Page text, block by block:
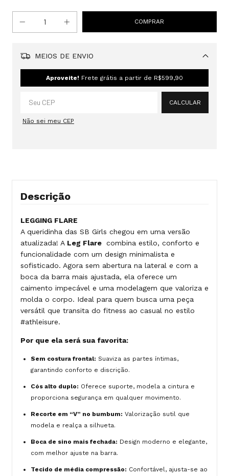
MEIOS DE ENVIO
Aproveite! Frete grátis a partir de R$599,90
CALCULAR
Não sei meu CEP
Descrição
LEGGING FLARE
A queridinha das SB Girls chegou em uma versão
atualizada! A Leg Flare combina estilo, conforto e
funcionalidade com um design minimalista e
sofisticado. Agora sem abertura na lateral e com a
boca da barra mais ajustada, ela oferece um
caimento impecável e uma modelagem que valoriza e
molda o corpo. Ideal para quem busca uma peça
versátil que transita do fitness ao casual no estilo
#athleisure.
Por que ela será sua favorita:
Sem costura frontal: Suaviza as partes íntimas,
garantindo conforto e discrição.
Cós alto duplo: Oferece suporte, modela a cintura e
proporciona segurança em qualquer movimento.
Recorte em “V” no bumbum: Valorização sutil que
modela e realça a silhueta.
Boca de sino mais fechada: Design moderno e elegante,
com melhor ajuste na barra.
Tecido de média compressão: Confortável, ajusta-se ao